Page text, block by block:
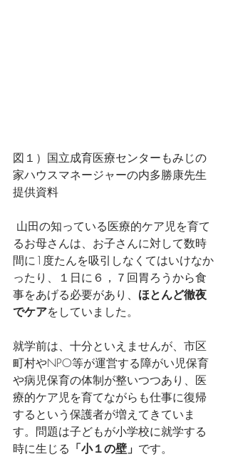
図１）国立成育医療センターもみじの
家ハウスマネージャーの内多勝康先生
提供資料
るお母さんは、お子さんに対して数時
間に1度たんを吸引しなくてはいけなか
ったり、１日に６，７回胃ろうから食
事をあげる必要があり、 ほとんど徹夜
でケアをしていました。
就学前は、十分といえませんが、市区
町村やNPO等が運営する障がい児保育
や病児保育の体制が整いつつあり、医
療的ケア児を育てながらも仕事に復帰
するという保護者が増えてきていま
す。問題は子どもが小学校に就学する
時に生じる 「小１の壁」 です。